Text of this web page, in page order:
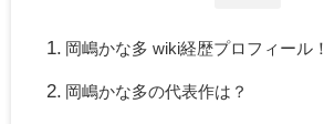
岡嶋かな多 wiki経歴プロフィール！
岡嶋かな多の代表作は？